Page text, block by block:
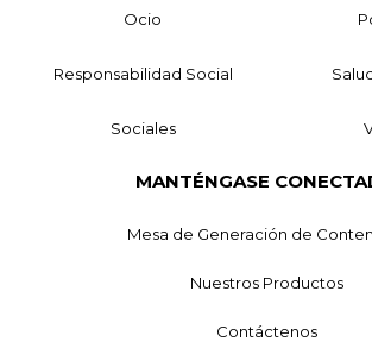
Ocio
Responsabilidad Social
Sociales
MANTÉNGASE
Mesa de Generación de
Nuestros Productos
Contáctenos